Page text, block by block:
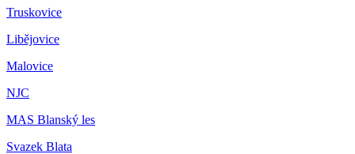
Truskovice
Libějovice
Malovice
NJC
MAS Blanský les
Svazek Blata